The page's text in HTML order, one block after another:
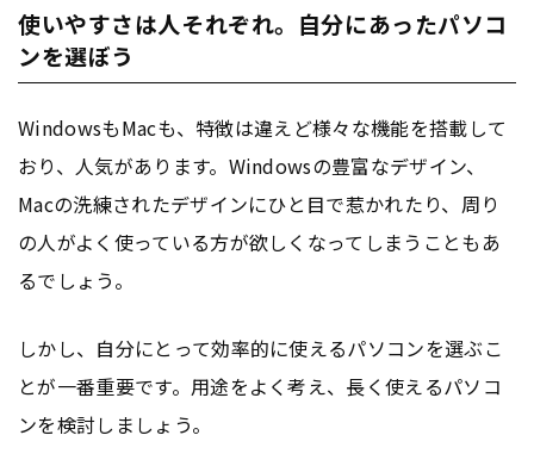
使いやすさは人それぞれ。自分にあったパソコ
ンを選ぼう
WindowsもMacも、特徴は違えど様々な機能を搭載して
おり、人気があります。Windowsの豊富なデザイン、
Macの洗練されたデザインにひと目で惹かれたり、周り
の人がよく使っている方が欲しくなってしまうこともあ
るでしょう。
しかし、自分にとって効率的に使えるパソコンを選ぶこ
とが一番重要です。用途をよく考え、長く使えるパソコ
ンを検討しましょう。